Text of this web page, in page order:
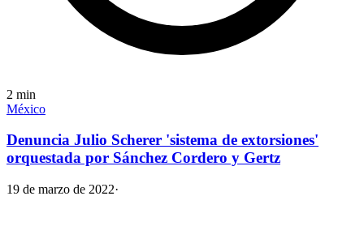
2 min
México
Denuncia Julio Scherer 'sistema de extorsiones'
orquestada por Sánchez Cordero y Gertz
19 de marzo de 2022·